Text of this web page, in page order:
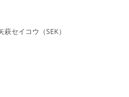
セイコウ（SEK）